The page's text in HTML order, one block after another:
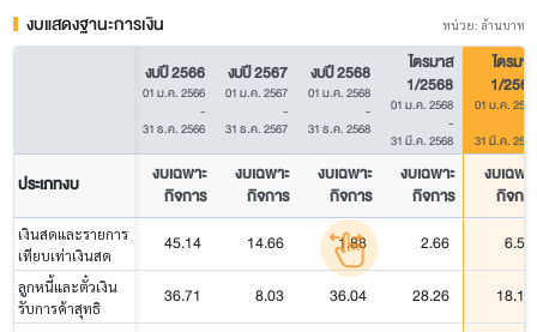
งบแสดงฐานะการเงิน
หน่วย: ล้านบาท
งบปี 2566
01 ม.ค. 2566
-
31 ธ.ค. 2566
งบปี 2567
01 ม.ค. 2567
-
31 ธ.ค. 2567
งบปี 2568
01 ม.ค. 2568
-
31 ธ.ค. 2568
ไตรมาส
1/2568
01 ม.ค. 2568
-
31 มี.ค. 2568
ไตรมาส
1/2569
01 ม.ค. 2569
31 มี.ค. 2569
ประเภทงบ
งบเฉพาะ
กิจการ
งบเฉพาะ
กิจการ
งบเฉพาะ
กิจการ
งบเฉพาะ
กิจการ
งบเฉพาะ
กิจการ
เงินสดและรายการ
เทียบเท่าเงินสด
45.14 14.66 1.88 2.66 6.53
ลูกหนี้และตั๋วเงิน
รับการค้าสุทธิ
36.71 8.03 36.04 28.26 18.10